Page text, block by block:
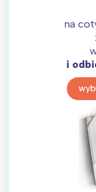
na
i